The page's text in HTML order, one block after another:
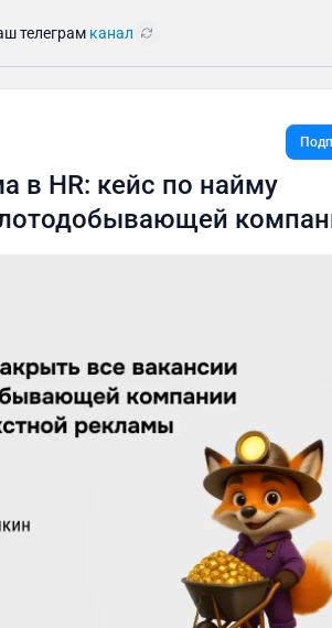
телеграм канал
в HR: кейс по найму